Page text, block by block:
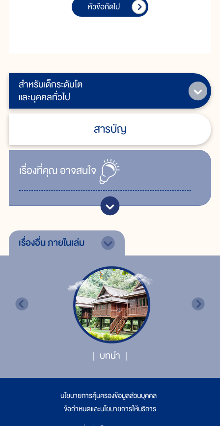
สำหรับเด็กระดับโต
และบุคคลทั่วไป
สารบัญ
เรื่ิองที่คุณอาจสนใจ
หัวข้อถัดไป
เรื่องอื่นภายในเล่ม
บทนำ
นโยบายการคุ้มครองข้อมูลส่วนบุคคล
ข้อกำหนดและนโยบายการให้บริการ